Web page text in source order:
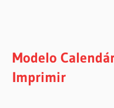
Modelo
Imprimir